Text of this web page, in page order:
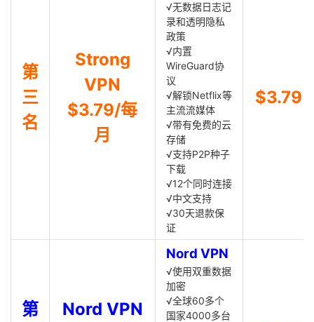
第
三
名
Strong
VPN
$3.79/每
月
√无数据日志记
录和透明隐私
政策
√内置
WireGuard协
议
√解锁Netflix等
主流流媒体
√带有免费的云
存储
√支持P2P种子
下载
√12个同时连接
√中文支持
√30天退款保
证
$3.79
第
Nord VPN
Nord VPN
√使用双重数据
加密
√全球60多个
国家4000多台